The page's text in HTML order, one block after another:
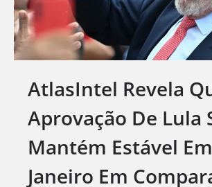
AtlasIntel Revela
Aprovação De Lula
Mantém Estável Em
Janeiro Em